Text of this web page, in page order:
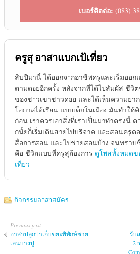
เบอร์ติดต่อ: (083)
ครูสุ อาสาแบกเป้เที่ยว
สิบปีมานี้ ได้ออกจากอาชีพครูและเริ่มออก
ตามดอยอีกครั้ง หลังจากที่ได้ไปสัมผัส ชีวิ
ของชาวเขาชาวดอย และได้เห็นความยา
โอกาสได้เรียน แบบเด็กในเมือง มันทำให้
ก่อน เราควรเอาสิ่งที่เราเป็นมาทำตรงนี้
กนั้ยก็เริ่มเดินสายไปบริจาค และสอนครู
สื่อการสอน และไปช่วยสอนบ้าง จนทราบ
คือ ชีวิตแบบที่ครูสุต้องการ ดูโพสทั้งหมดข
เที่ยว
กิจกรรมอาสาสมัคร
Previous post
อาสาปลูกป่าเก็บขยะพิทักษ์ชาย
เลนบางปู
รับ
2